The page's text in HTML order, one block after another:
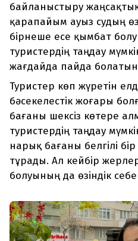
байланыстыру
қарапайым ауыз судың
бірнеше есе қымбат
туристердің таңдау
жағдайда пайда
Туристер көп жүретін
бәсекелестік жоғары
бағаны шексіз көтере
туристердің таңдау
нарық бағаны белгілі
тұрады. Ал кейбір
болуының да өзіндік